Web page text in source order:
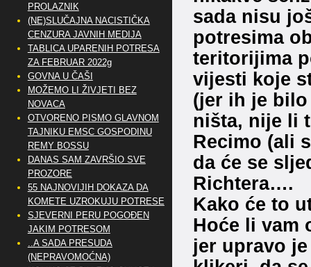
sada nisu
potresima
teritorijima
vijesti koje
(jer ih je
ništa, nije li
Recimo (ali
da će se
Richtera….
Kako će to
Hoće li vam
jer upravo
PROLAZNIK
(NE)SLUČAJNA NACISTIČKA
CENZURA JAVNIH MEDIJA
TABLICA UPARENIH POTRESA
ZA FEBRUAR 2022g
GOVNA U ČAŠI
MOŽEMO LI ŽIVJETI BEZ
NOVACA
OTVORENO PISMO GLAVNOM
TAJNIKU EMSC GOSPODINU
REMY BOSSU
DANAS SAM ZAVRŠIO SVE
PROZORE
55 NAJNOVIJIH DOKAZA DA
KOMETE UZROKUJU POTRESE
SJEVERNI PERU POGOĐEN
JAKIM POTRESOM
..A SADA PRESUDA
(NEPRAVOMOĆNA)